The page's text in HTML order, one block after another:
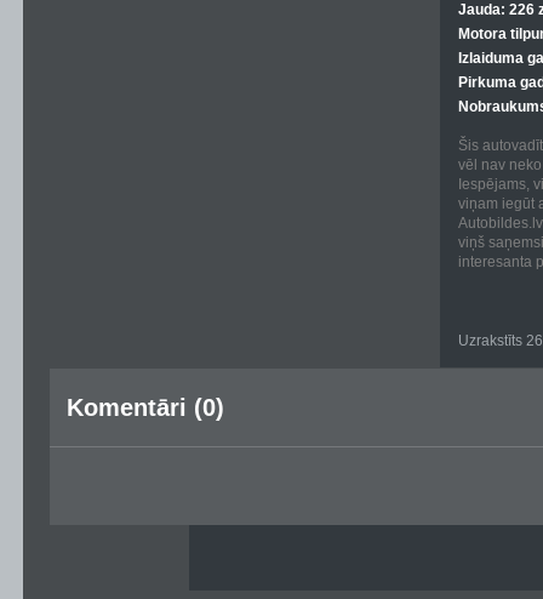
Jauda: 226
Motora
Izlaiduma
Pirkuma
Šis
vēl nav
Iespējams,
viņam iegūt
viņš
interesanta
Uzrakstīts
Komentāri (0)